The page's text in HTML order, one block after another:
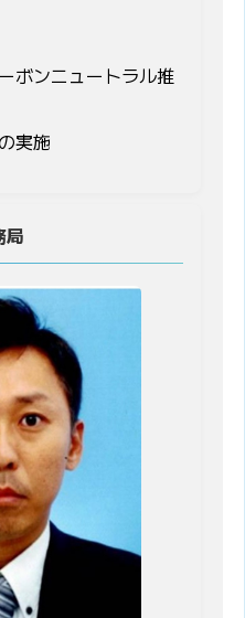
ボンニュートラル推
実施
局